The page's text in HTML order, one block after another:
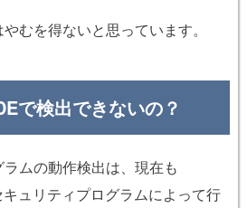
むを得ないと思っています。
で検出できないの？
ムの動作検出は、現在も
キュリティプログラムによって行